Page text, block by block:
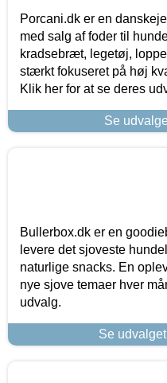
Porcani.dk er en
med salg af foder til
kradsebræt, legetøj,
stærkt fokuseret på høj
Klik her for at se deres
Se
Bullerbox.dk er en
levere det sjoveste
naturlige snacks. En
nye sjove temaer hver
udvalg.
Se